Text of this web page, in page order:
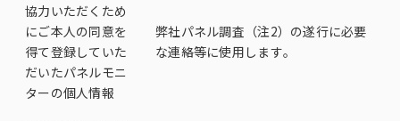
協力いただくため
にご本人の同意を
得て登録していた
だいたパネルモニ
ターの個人情報
弊社パネル調査（注2）の遂行に必要
な連絡等に使用します。